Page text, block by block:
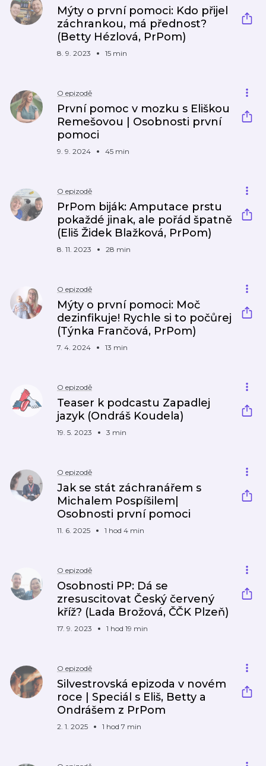
Mýty o první pomoci: Kdo přijel
záchrankou, má přednost?
(Betty Hézlová, PrPom)
8. 9. 2023 15 min
O epizodě
První pomoc v mozku s Eliškou
Remešovou | Osobnosti první
pomoci
9. 9. 2024 45 min
O epizodě
PrPom biják: Amputace prstu
pokaždé jinak, ale pořád špatně
(Eliš Židek Blažková, PrPom)
8. 11. 2023 28 min
O epizodě
Mýty o první pomoci: Moč
dezinfikuje! Rychle si to počůrej
(Týnka Frančová, PrPom)
7. 4. 2024 13 min
O epizodě
Teaser k podcastu Zapadlej
jazyk (Ondráš Koudela)
19. 5. 2023 3 min
O epizodě
Jak se stát záchranářem s
Michalem Pospíšilem|
Osobnosti první pomoci
11. 6. 2025 1 hod 4 min
O epizodě
Osobnosti PP: Dá se
zresuscitovat Český červený
kříž? (Lada Brožová, ČČK Plzeň)
17. 9. 2023 1 hod 19 min
O epizodě
Silvestrovská epizoda v novém
roce | Speciál s Eliš, Betty a
Ondrášem z PrPom
2. 1. 2025 1 hod 7 min